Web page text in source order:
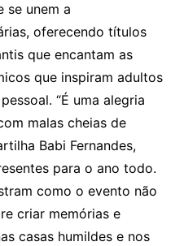
se unem a
oferecendo títulos
que encantam as
que inspiram adultos
“É uma alegria
malas cheias de
Babi Fernandes,
para o ano todo.
como o evento não
criar memórias e
casas humildes e nos